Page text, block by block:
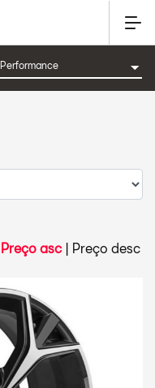
Preço asc| Preço desc